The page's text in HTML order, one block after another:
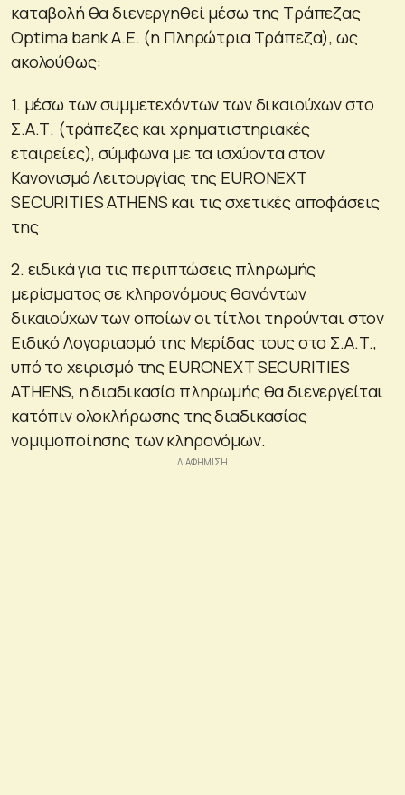
καταβολή θα διενεργηθεί μέσω της Τράπεζας
Optima bank Α.Ε. (η Πληρώτρια Τράπεζα), ως
ακολούθως:
1. μέσω των συμμετεχόντων των δικαιούχων στο
Σ.Α.Τ. (τράπεζες και χρηματιστηριακές
εταιρείες), σύμφωνα με τα ισχύοντα στον
Κανονισμό Λειτουργίας της EURONEXT
SECURITIES ATHENS και τις σχετικές αποφάσεις
της
2. ειδικά για τις περιπτώσεις πληρωμής
μερίσματος σε κληρονόμους θανόντων
δικαιούχων των οποίων οι τίτλοι τηρούνται στον
Ειδικό Λογαριασμό της Μερίδας τους στο Σ.Α.Τ.,
υπό το χειρισμό της EURONEXT SECURITIES
ATHENS, η διαδικασία πληρωμής θα διενεργείται
κατόπιν ολοκλήρωσης της διαδικασίας
νομιμοποίησης των κληρονόμων.